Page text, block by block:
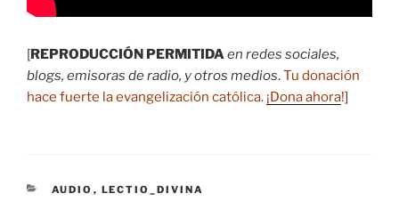
[REPRODUCCIÓN PERMITIDAen redes sociales,
blogs, emisoras de radio, y otros medios.Tu donación
hace fuerte la evangelización católica. ¡Dona ahora!]
CATEGORÍAS
AUDIO , LECTIO_DIVINA